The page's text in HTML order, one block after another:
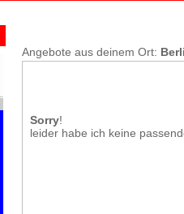
Angebote aus deinem Ort:
Sorry!
leider habe ich keine